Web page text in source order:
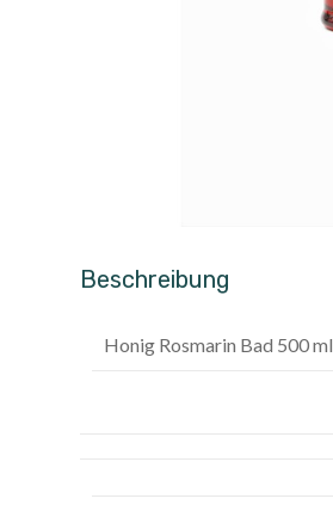
Beschreibung
Honig Rosmarin Bad 500 ml